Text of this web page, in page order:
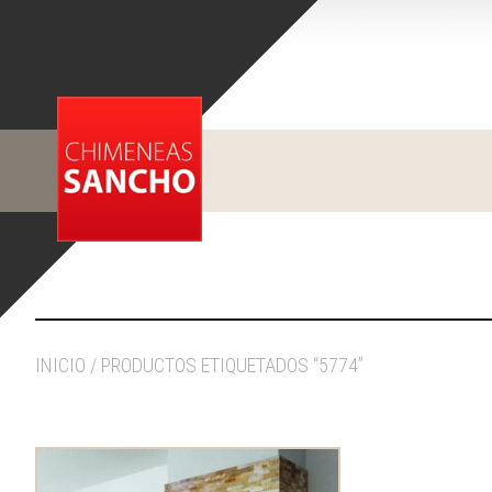
INICIO / PRODUCTOS ETIQUETADOS “5774”